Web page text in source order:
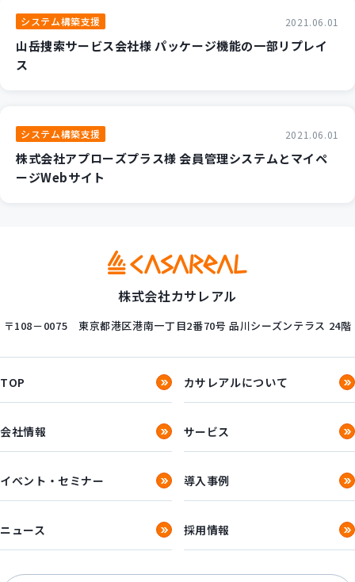
システム構築支援 2021.06.01
山岳捜索サービス会社様 パッケージ機能の一部リプレイ
ス
システム構築支援 2021.06.01
株式会社アプローズプラス様 会員管理システムとマイペ
ージWebサイト
株式会社カサレアル
〒108－0075 東京都港区港南一丁目2番70号 品川シーズンテラス 24階
TOP カサレアルについて
会社情報 サービス
イベント・セミナー 導入事例
ニュース 採用情報